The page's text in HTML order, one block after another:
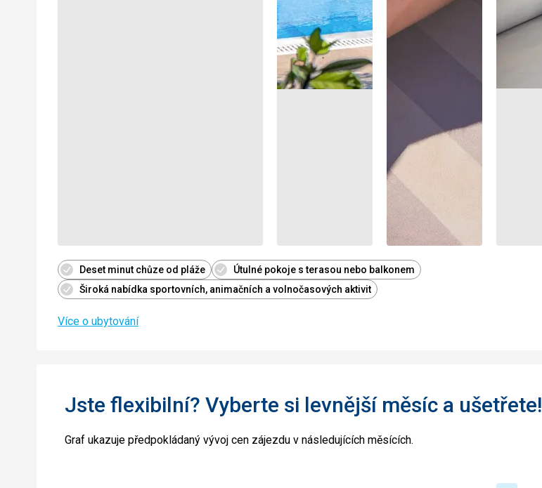
Deset minut chůze od pláže
Útulné pokoje s terasou nebo balkonem
Široká nabídka sportovních, animačních a volnočasových aktivit
Více o ubytování
Jste flexibilní? Vyberte si levnější měsíc a ušetřete!
Graf ukazuje předpokládaný vývoj cen zájezdu v následujících měsících.